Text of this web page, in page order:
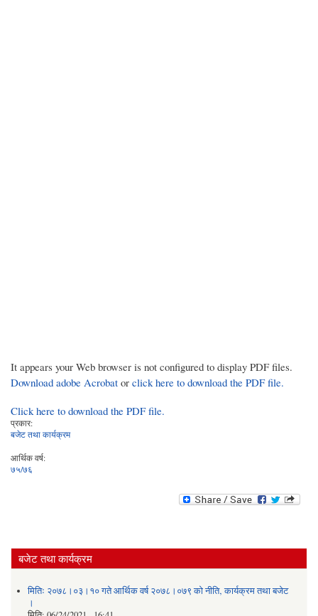
It appears your Web browser is not configured to display PDF files.
Download adobe Acrobat or click here to download the PDF file.
Click here to download the PDF file.
प्रकार:
बजेट तथा कार्यक्रम
आर्थिक वर्ष:
७५/७६
बजेट तथा कार्यक्रम
मितिः २०७८।०३।१० गते आर्थिक वर्ष २०७८।०७९ को नीति‚ कार्यक्रम तथा बजेट
।